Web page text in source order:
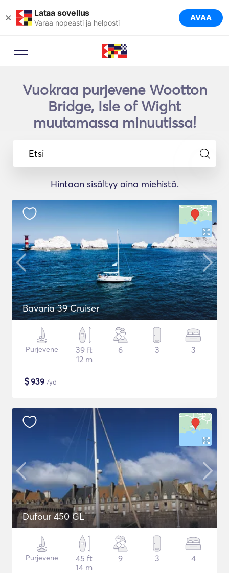
× Lataa sovellus
Varaa nopeasti ja helposti AVAA
Vuokraa purjevene Wootton
Bridge, Isle of Wight
muutamassa minuutissa!
Etsi
Hintaan sisältyy aina miehistö.
Bavaria 39 Cruiser
Purjevene
39 ft
12 m
6 3 3
$939 /yö
Dufour 450 GL
Purjevene
45 ft
14 m
9 3 4